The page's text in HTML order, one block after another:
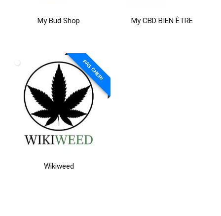
My Bud Shop My CBD BIEN ÊTRE
PAS CHER!
Wikiweed